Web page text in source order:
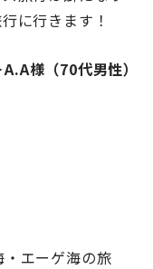
に行きます！
様（70代男性）
エーゲ海の旅